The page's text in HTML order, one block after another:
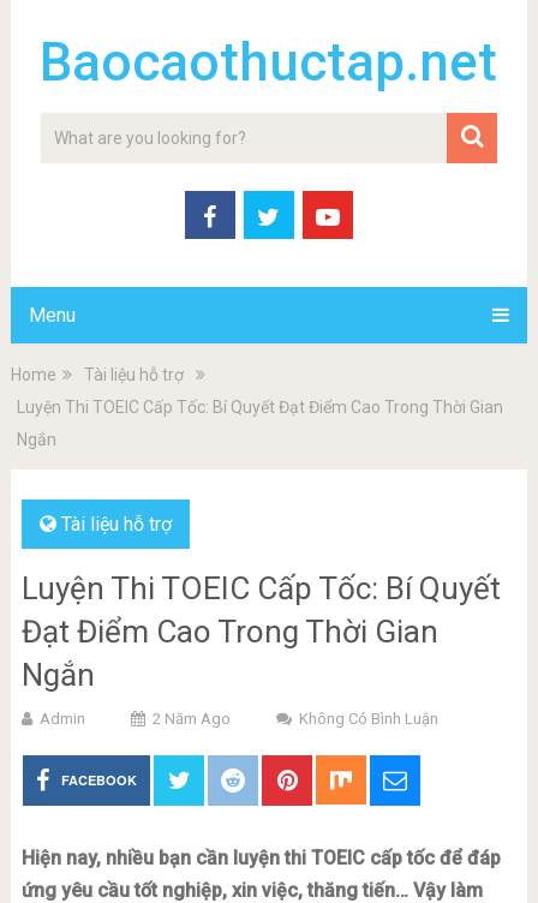
Baocaothuctap.net
Menu
Home
Tài liệu hỗ trợ
Luyện Thi TOEIC Cấp Tốc: Bí Quyết Đạt Điểm Cao Trong Thời Gian
Ngắn
Tài liệu hỗ trợ
Luyện Thi TOEIC Cấp Tốc: Bí Quyết
Đạt Điểm Cao Trong Thời Gian
Ngắn
Admin 2 Năm Ago Không Có Bình Luận
FACEBOOK
Hiện nay, nhiều bạn cần luyện thi TOEIC cấp tốc để đáp
ứng yêu cầu tốt nghiệp, xin việc, thăng tiến… Vậy làm